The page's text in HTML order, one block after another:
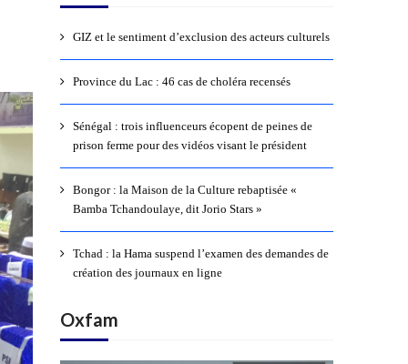
GIZ et le sentiment d’exclusion des acteurs culturels
Province du Lac : 46 cas de choléra recensés
Sénégal : trois influenceurs écopent de peines de
prison ferme pour des vidéos visant le président
Bongor : la Maison de la Culture rebaptisée «
Bamba Tchandoulaye, dit Jorio Stars »
Tchad : la Hama suspend l’examen des demandes de
création des journaux en ligne
Oxfam